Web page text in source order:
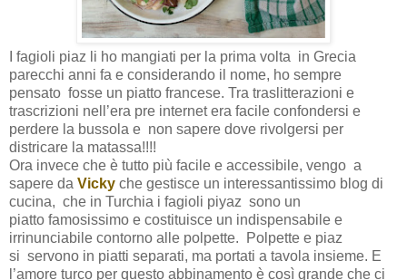
I fagioli piaz li ho mangiati per la prima volta in Grecia
parecchi anni fa e considerando il nome, ho sempre
pensato fosse un piatto francese. Tra traslitterazioni e
trascrizioni nell’era pre internet era facile confondersi e
perdere la bussola e non sapere dove rivolgersi per
districare la matassa!!!!
Ora invece che è tutto più facile e accessibile, vengo a
sapere da Vicky che gestisce un interessantissimo blog di
cucina, che in Turchia i fagioli piyaz sono un
piatto famosissimo e costituisce un indispensabile e
irrinunciabile contorno alle polpette. Polpette e piaz
si servono in piatti separati, ma portati a tavola insieme. E
l’amore turco per questo abbinamento è così grande che ci